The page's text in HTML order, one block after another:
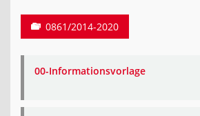
0861/2014-2020
00-Informationsvorlage